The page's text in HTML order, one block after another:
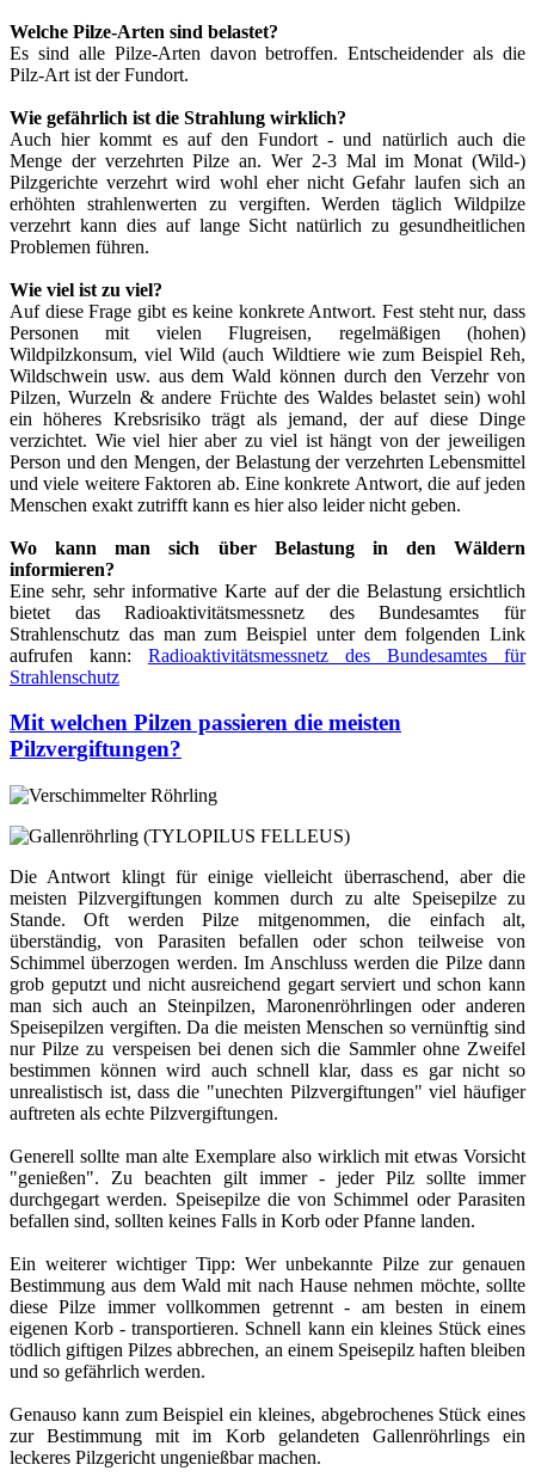
Welche Pilze-Arten sind belastet?
Es sind alle Pilze-Arten davon betroffen. Entscheidender als die
Pilz-Art ist der Fundort.
Wie gefährlich ist die Strahlung wirklich?
Auch hier kommt es auf den Fundort - und natürlich auch die
Menge der verzehrten Pilze an. Wer 2-3 Mal im Monat (Wild-)
Pilzgerichte verzehrt wird wohl eher nicht Gefahr laufen sich an
erhöhten strahlenwerten zu vergiften. Werden täglich Wildpilze
verzehrt kann dies auf lange Sicht natürlich zu gesundheitlichen
Problemen führen.
Wie viel ist zu viel?
Auf diese Frage gibt es keine konkrete Antwort. Fest steht nur, dass
Personen mit vielen Flugreisen, regelmäßigen (hohen)
Wildpilzkonsum, viel Wild (auch Wildtiere wie zum Beispiel Reh,
Wildschwein usw. aus dem Wald können durch den Verzehr von
Pilzen, Wurzeln & andere Früchte des Waldes belastet sein) wohl
ein höheres Krebsrisiko trägt als jemand, der auf diese Dinge
verzichtet. Wie viel hier aber zu viel ist hängt von der jeweiligen
Person und den Mengen, der Belastung der verzehrten Lebensmittel
und viele weitere Faktoren ab. Eine konkrete Antwort, die auf jeden
Menschen exakt zutrifft kann es hier also leider nicht geben.
Wo kann man sich über Belastung in den Wäldern
informieren?
Eine sehr, sehr informative Karte auf der die Belastung ersichtlich
bietet das Radioaktivitätsmessnetz des Bundesamtes für
Strahlenschutz das man zum Beispiel unter dem folgenden Link
aufrufen kann: Radioaktivitätsmessnetz des Bundesamtes für
Strahlenschutz
Mit welchen Pilzen passieren die meisten
Pilzvergiftungen?
Die Antwort klingt für einige vielleicht überraschend, aber die
meisten Pilzvergiftungen kommen durch zu alte Speisepilze zu
Stande. Oft werden Pilze mitgenommen, die einfach alt,
überständig, von Parasiten befallen oder schon teilweise von
Schimmel überzogen werden. Im Anschluss werden die Pilze dann
grob geputzt und nicht ausreichend gegart serviert und schon kann
man sich auch an Steinpilzen, Maronenröhrlingen oder anderen
Speisepilzen vergiften. Da die meisten Menschen so vernünftig sind
nur Pilze zu verspeisen bei denen sich die Sammler ohne Zweifel
bestimmen können wird auch schnell klar, dass es gar nicht so
unrealistisch ist, dass die "unechten Pilzvergiftungen" viel häufiger
auftreten als echte Pilzvergiftungen.
Generell sollte man alte Exemplare also wirklich mit etwas Vorsicht
"genießen". Zu beachten gilt immer - jeder Pilz sollte immer
durchgegart werden. Speisepilze die von Schimmel oder Parasiten
befallen sind, sollten keines Falls in Korb oder Pfanne landen.
Ein weiterer wichtiger Tipp: Wer unbekannte Pilze zur genauen
Bestimmung aus dem Wald mit nach Hause nehmen möchte, sollte
diese Pilze immer vollkommen getrennt - am besten in einem
eigenen Korb - transportieren. Schnell kann ein kleines Stück eines
tödlich giftigen Pilzes abbrechen, an einem Speisepilz haften bleiben
und so gefährlich werden.
Genauso kann zum Beispiel ein kleines, abgebrochenes Stück eines
zur Bestimmung mit im Korb gelandeten Gallenröhrlings ein
leckeres Pilzgericht ungenießbar machen.